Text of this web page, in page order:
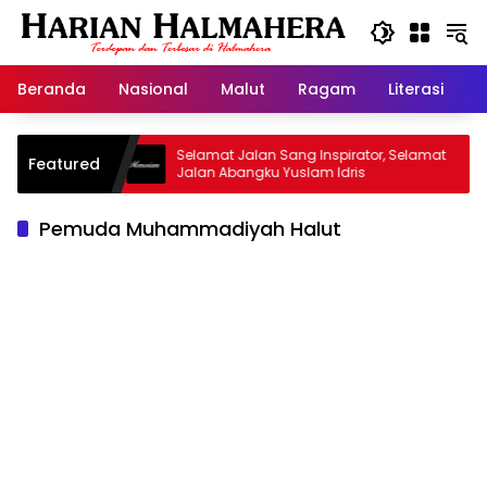
Langsung
Beranda
Nasional Malut Ragam Literasi
Featured
Selamat Jalan Sang Inspirator, Selamat
Jalan Abangku Yuslam Idris
Pemuda Muhammadiyah Halut